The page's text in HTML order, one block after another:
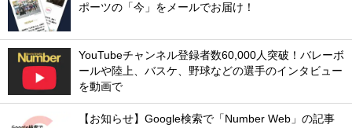
ポーツの「今」をメールでお届け！
YouTubeチャンネル登録者数60,000人突破！バレーボ
ールや陸上、バスケ、野球などの選手のインタビュー
を動画で
【お知らせ】Google検索で「Number Web」の記事